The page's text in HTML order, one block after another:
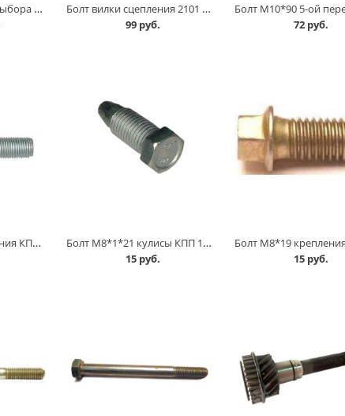
Блокиратор линии выбора заднего хода 1118 d=20 мм Старый Оскол в Омске Болт вилки сцепления 2101 /солдатик/ в Омске
99 руб. 72 руб.
Болт М12*60 крепления КПП 2108 в Омске Болт М8*1*21 кулисы КПП 1118, 2108-2170 в Омске
15 руб. 15 руб.